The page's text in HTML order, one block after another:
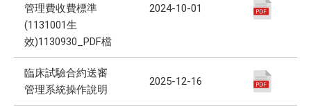
管理費收費標準
(1131001生
效)1130930_PDF檔
2024-10-01
臨床試驗合約送審
管理系統操作說明
2025-12-16